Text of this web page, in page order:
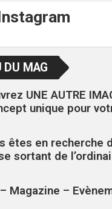
DU MAG
UNE AUTRE
unique pour
êtes en recherche
sortant de
Magazine –